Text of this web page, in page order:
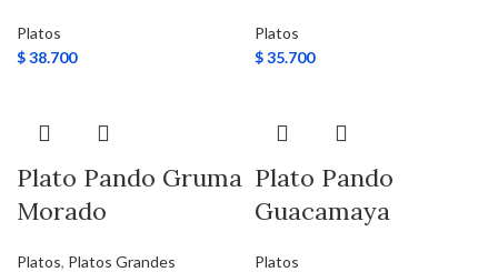
Platos
$38.700
Platos
$35.700
Plato Pando Gruma
Morado
Platos, Platos Grandes
Plato Pando
Guacamaya
Platos